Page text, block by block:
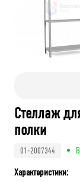
Стеллаж
полки
01-2007344
Характеристики: